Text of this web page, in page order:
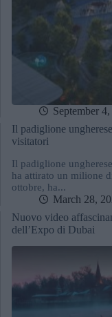
September
Il padiglione
visitatori
Il padiglione
ha attirato un milione
ottobre, ha...
March 28,
Nuovo video
dell’Expo di Dubai